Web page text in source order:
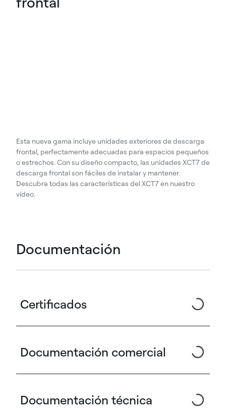
Esta nueva gama incluye unidades exteriores de descarga
frontal, perfectamente adecuadas para espacios pequeños
o estrechos. Con su diseño compacto, las unidades XCT7 de
descarga frontal son fáciles de instalar y mantener.
Descubra todas las características del XCT7 en nuestro
vídeo.
Documentación
Certificados
Documentación comercial
Documentación técnica